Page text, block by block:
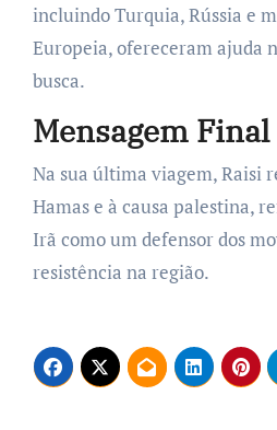
incluindo Turquia, Rússia e
Europeia, ofereceram ajuda
busca.
Mensagem Final
Na sua última viagem, Raisi
Hamas e à causa palestina,
Irã como um defensor dos
resistência na região.